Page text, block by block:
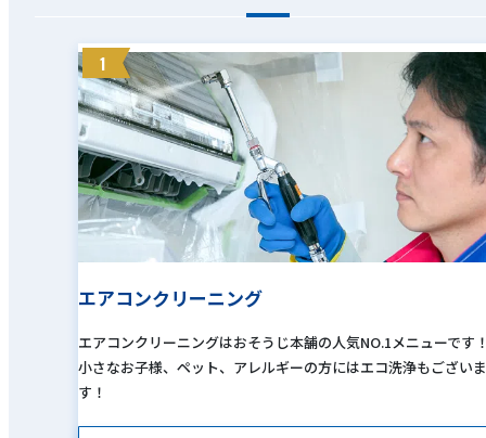
1
エアコンクリーニング
エアコンクリーニングはおそうじ本舗の人気NO.1メニューです
小さなお子様、ペット、アレルギーの方にはエコ洗浄もございま
す！